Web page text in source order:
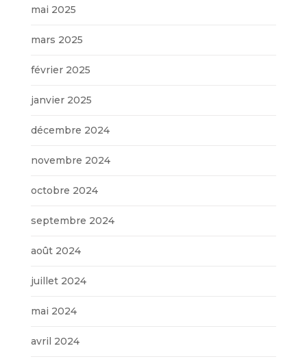
mai 2025
mars 2025
février 2025
janvier 2025
décembre 2024
novembre 2024
octobre 2024
septembre 2024
août 2024
juillet 2024
mai 2024
avril 2024